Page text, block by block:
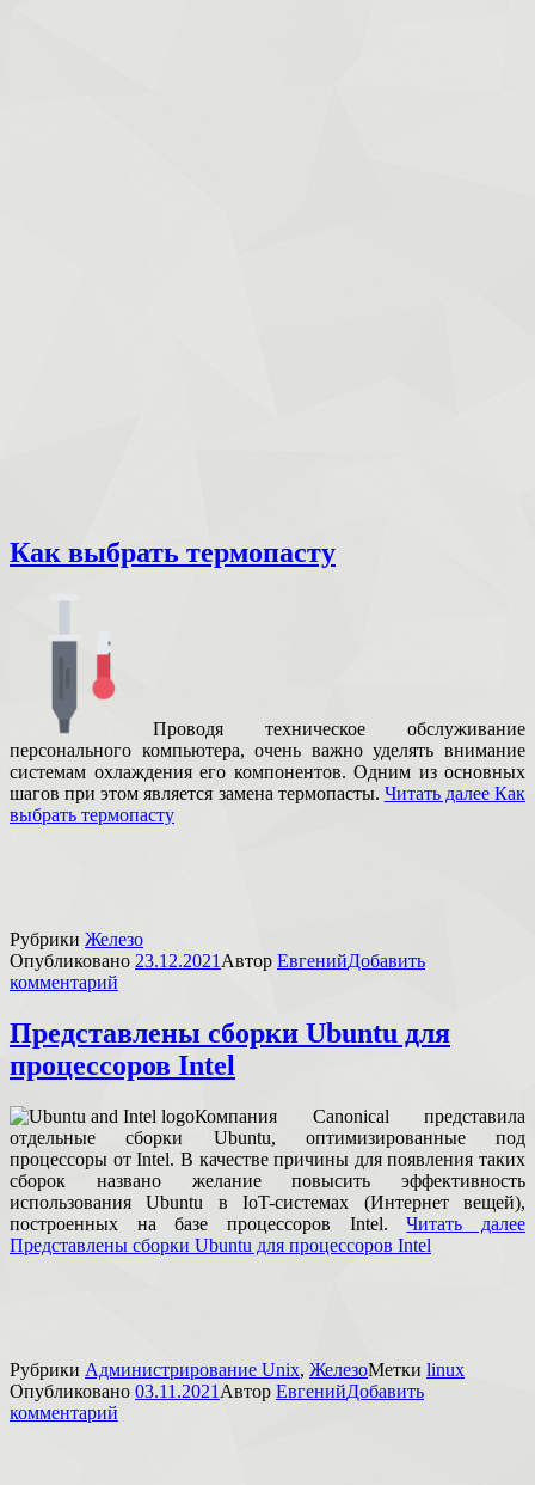
Как выбрать термопасту
Проводя техническое обслуживание
персонального компьютера, очень важно уделять внимание
системам охлаждения его компонентов. Одним из основных
шагов при этом является замена термопасты. Читать далее Как
выбрать термопасту
Рубрики Железо
Опубликовано 23.12.2021Автор ЕвгенийДобавить
комментарий
Представлены сборки Ubuntu для
процессоров Intel
Компания Canonical представила
отдельные сборки Ubuntu, оптимизированные под
процессоры от Intel. В качестве причины для появления таких
сборок названо желание повысить эффективность
использования Ubuntu в IoT-системах (Интернет вещей),
построенных на базе процессоров Intel.Читать далее
Представлены сборки Ubuntu для процессоров Intel
Рубрики Администрирование Unix, ЖелезоМетки linux
Опубликовано 03.11.2021 Автор ЕвгенийДобавить
комментарий